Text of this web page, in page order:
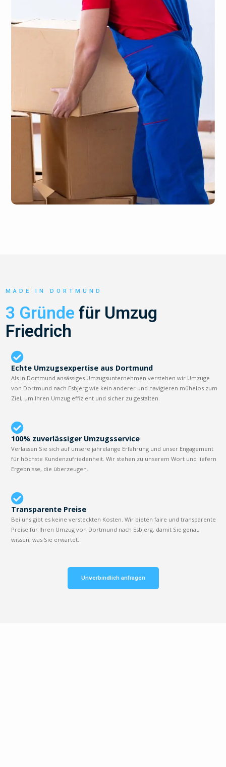
MADE IN DORTMUND
3 Gründe für Umzug
Friedrich
Echte Umzugsexpertise aus Dortmund
Als in Dortmund ansässiges Umzugsunternehmen verstehen wir Umzüge
von Dortmund nach Esbjerg wie kein anderer und navigieren mühelos zum
Ziel, um Ihren Umzug effizient und sicher zu gestalten.
100% zuverlässiger Umzugsservice
Verlassen Sie sich auf unsere jahrelange Erfahrung und unser Engagement
für höchste Kundenzufriedenheit. Wir stehen zu unserem Wort und liefern
Ergebnisse, die überzeugen.
Transparente Preise
Bei uns gibt es keine versteckten Kosten. Wir bieten faire und transparente
Preise für Ihren Umzug von Dortmund nach Esbjerg, damit Sie genau
wissen, was Sie erwartet.
Unverbindlich anfragen